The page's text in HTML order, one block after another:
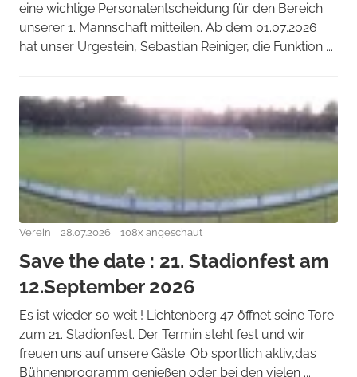
eine wichtige Personalentscheidung für den Bereich
unserer 1. Mannschaft mitteilen. Ab dem 01.07.2026
hat unser Urgestein, Sebastian Reiniger, die Funktion ...
Verein 28.07.2026 108x angeschaut
Save the date : 21. Stadionfest am
12.September 2026
Es ist wieder so weit ! Lichtenberg 47 öffnet seine Tore
zum 21. Stadionfest. Der Termin steht fest und wir
freuen uns auf unsere Gäste. Ob sportlich aktiv,das
Bühnenprogramm genießen oder bei den vielen ...